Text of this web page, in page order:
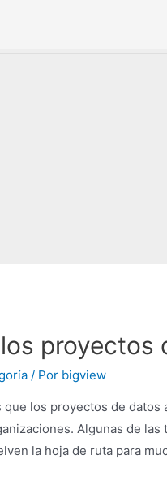
proyectos
/ Por bigview
que los proyectos de
Algunas de
la hoja de ruta para